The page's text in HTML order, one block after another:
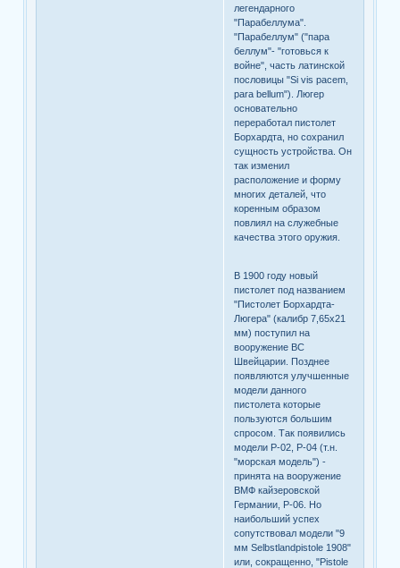
легендарного
"Парабеллума".
"Парабеллум" ("пара
беллум"- "готовься к
войне", часть латинской
пословицы "Si vis pacem,
para bellum"). Люгер
основательно
переработал пистолет
Борхардта, но сохранил
сущность устройства. Он
так изменил
расположение и форму
многих деталей, что
коренным образом
повлиял на служебные
качества этого оружия.
В 1900 году новый
пистолет под названием
"Пистолет Борхардта-
Люгера" (калибр 7,65х21
мм) поступил на
вооружение ВС
Швейцарии. Позднее
появляются улучшенные
модели данного
пистолета которые
пользуются большим
спросом. Так появились
модели Р-02, Р-04 (т.н.
"морская модель") -
принята на вооружение
ВМФ кайзеровской
Германии, Р-06. Но
наибольший успех
сопутствовал модели "9
мм Selbstlandpistole 1908"
или, сокращенно, "Pistole